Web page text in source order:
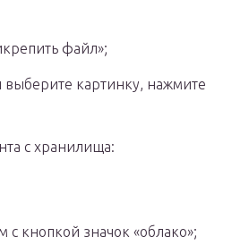
файл»;
картинку, нажмите
с хранилища:
с кнопкой значок «облако»;